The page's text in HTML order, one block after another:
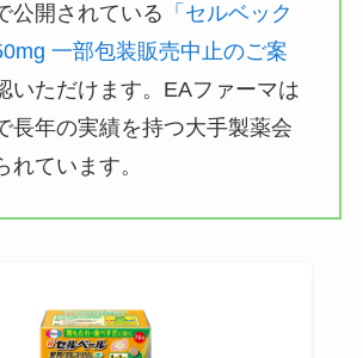
公開されている 「セルベック
一部包装販売中止のご案
いただけます。EAファーマは
長年の実績を持つ大手製薬会
れています。